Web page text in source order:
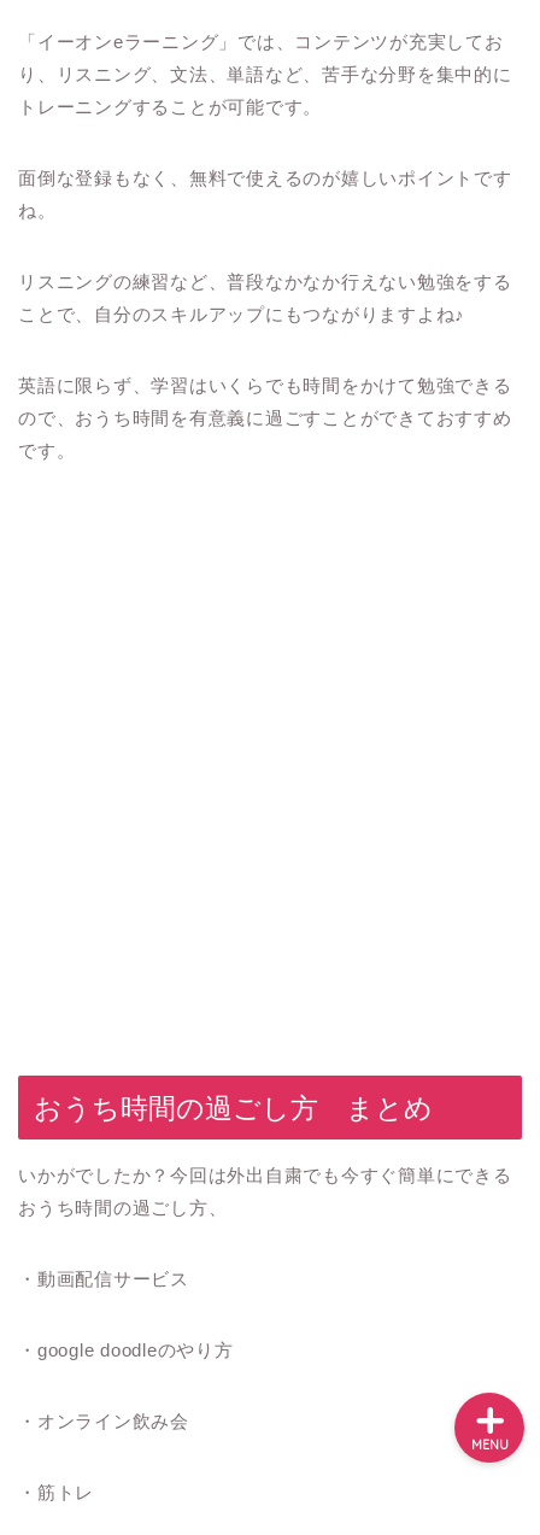
「イーオンeラーニング」では、コンテンツが充実してお
り、リスニング、文法、単語など、苦手な分野を集中的に
トレーニングすることが可能です。
面倒な登録もなく、無料で使えるのが嬉しいポイントです
ね。
リスニングの練習など、普段なかなか行えない勉強をする
ことで、自分のスキルアップにもつながりますよね♪
英語に限らず、学習はいくらでも時間をかけて勉強できる
ので、おうち時間を有意義に過ごすことができておすすめ
です。
おうち時間の過ごし方 まとめ
いかがでしたか？今回は外出自粛でも今すぐ簡単にできる
おうち時間の過ごし方、
・動画配信サービス
・ google doodleのやり方
・オンライン飲み会
・筋トレ
MENU
メニュー